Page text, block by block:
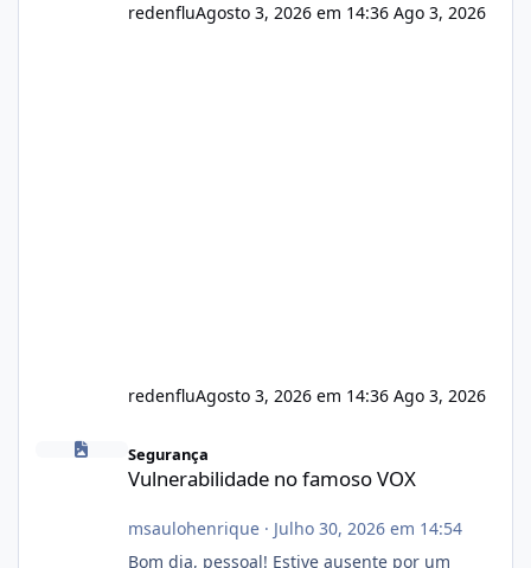
redenfluAgosto 3, 2026 em 14:36 Ago 3, 2026
redenfluAgosto 3, 2026 em 14:36 Ago 3, 2026
Vulnerabilidade no famoso VOX
Segurança
Vulnerabilidade no famoso VOX
msaulohenrique· Julho 30, 2026 em 14:54
Bom dia, pessoal! Estive ausente por um